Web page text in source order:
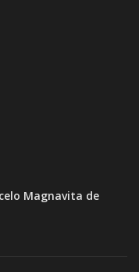
Magnavita de